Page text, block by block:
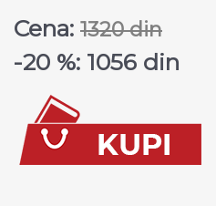
Cena: 1320 din
-20 %: 1056 din